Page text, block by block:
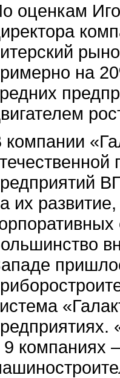
оценкам
на
компании
их
9 компаниях